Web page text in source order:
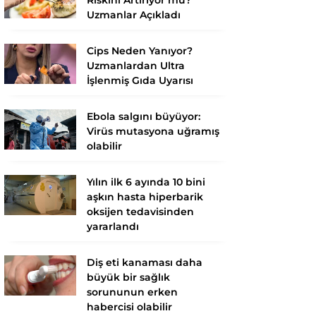
Uzmanlar Açıkladı
Cips Neden Yanıyor?
Uzmanlardan Ultra
İşlenmiş Gıda Uyarısı
Ebola salgını büyüyor:
Virüs mutasyona uğramış
olabilir
Yılın ilk 6 ayında 10 bini
aşkın hasta hiperbarik
oksijen tedavisinden
yararlandı
Diş eti kanaması daha
büyük bir sağlık
sorununun erken
habercisi olabilir